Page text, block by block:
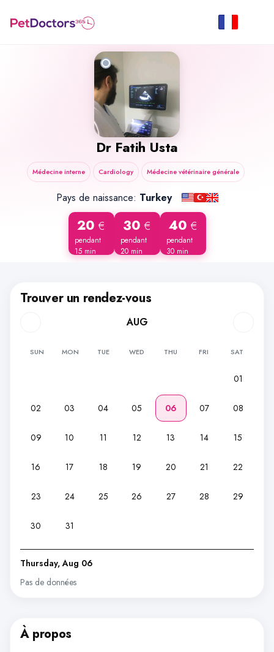
Dr Fatih Usta
Médecine interne Cardiology Médecine vétérinaire générale
Pays de naissance: Turkey
20 €
pendant
15 min
30 €
pendant
20 min
40 €
pendant
30 min
Trouver un rendez-vous
AUG
SUN MON TUE WED THU FRI SAT
01
02 03 04 05 06 07 08
09 10 11 12 13 14 15
16 17 18 19 20 21 22
23 24 25 26 27 28 29
30 31
Thursday, Aug 06
Pas de données
À propos